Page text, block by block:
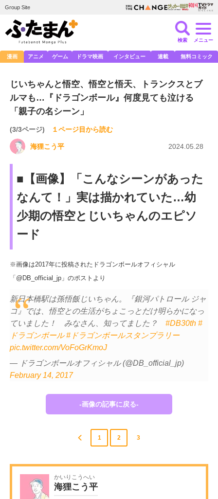
Group Site
検索 メニュー
漫画 アニメ ゲーム ドラマ映画 インタビュー 連載 無料コミック
じいちゃんと悟空、悟空と悟天、トランクスとブ
ルマも…『ドラゴンボール』何度見ても泣ける
「親子の名シーン」
(3/3ページ) １ページ目から読む
海狸こう平 2024.05.28
■【画像】「こんなシーンがあった
なんて！」実は描かれていた…幼
少期の悟空とじいちゃんのエピソ
ード
※画像は2017年に投稿されたドラゴンボールオフィシャル
「@DB_official_jp」のポストより
新日本橋駅は孫悟飯じいちゃん。『銀河パトロール ジャ
コ』では、悟空との生活がちょこっとだけ明らかになっ
ていました！ みなさん、知ってました？ #DB30th #
ドラゴンボール #ドラゴンボールスタンプラリー
pic.twitter.com/VoFoGrKmoJ
— ドラゴンボールオフィシャル (@DB_official_jp)
February 14, 2017
-画像の記事に戻る-
1 2 3
かいりこうへい
海狸こう平